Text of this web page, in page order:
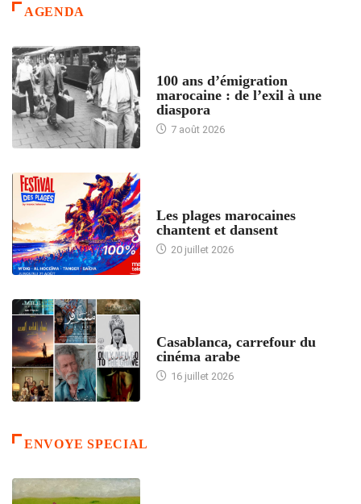
AGENDA
100 ans d’émigration
marocaine : de l’exil à une
diaspora
7 août 2026
Les plages marocaines
chantent et dansent
20 juillet 2026
Casablanca, carrefour du
cinéma arabe
16 juillet 2026
ENVOYE SPECIAL